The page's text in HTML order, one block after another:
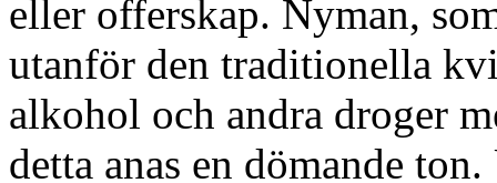
eller offerskap. Nyman,
utanför den traditionella
alkohol och andra droger
detta anas en dömande